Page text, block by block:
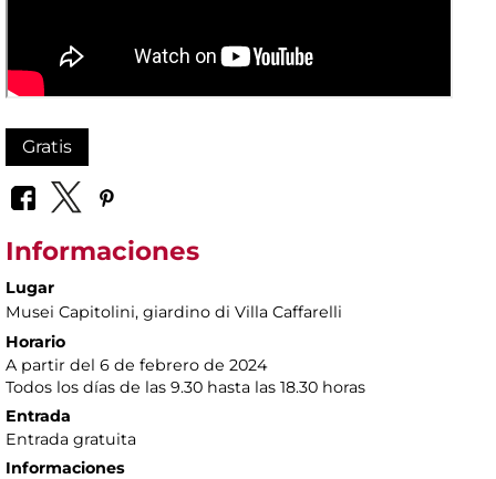
Gratis
Informaciones
Lugar
Musei Capitolini, giardino di Villa Caffarelli
Horario
A partir del 6 de febrero de 2024
Todos los días de las 9.30 hasta las 18.30 horas
Entrada
Entrada gratuita
Informaciones